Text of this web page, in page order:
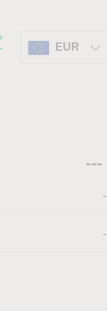
EUR
---